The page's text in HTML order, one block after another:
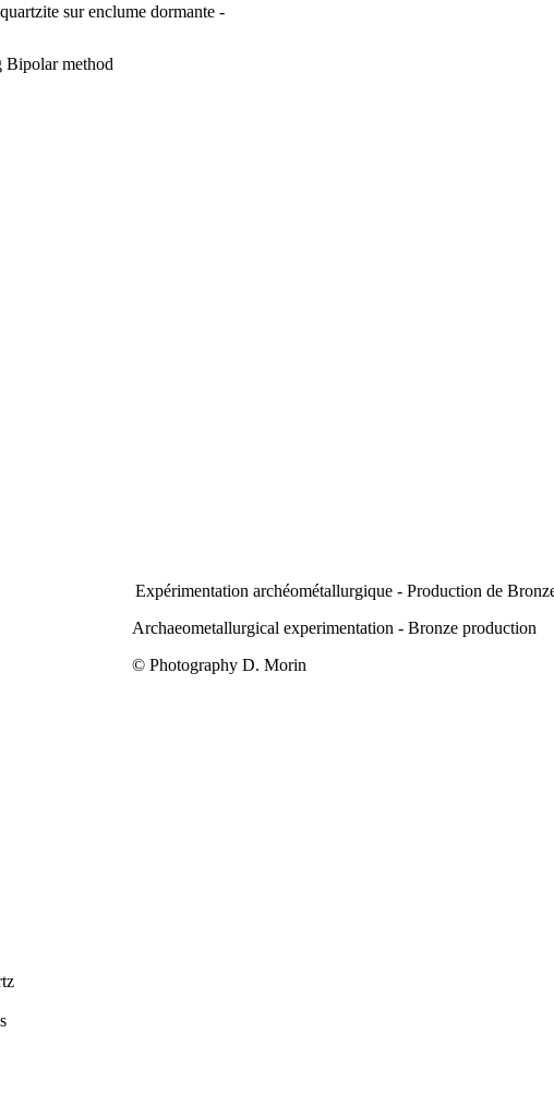
sur enclume dormante -
Bipolar method
Expérimentation archéométallurgique - Production de
Archaeometallurgical experimentation - Bronze production
© Photography D. Morin